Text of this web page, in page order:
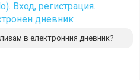
Вход, регистрация.
дневник
в електронния дневник?